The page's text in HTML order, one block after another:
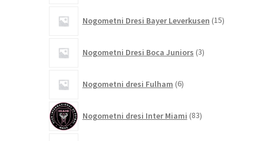
Nogometni Dresi Bayer Leverkusen 15izdelkov
Nogometni Dresi Boca Juniors 3izdelki
Nogometni dresi Fulham 6izdelkov
Nogometni dresi Inter Miami 83izdelkov